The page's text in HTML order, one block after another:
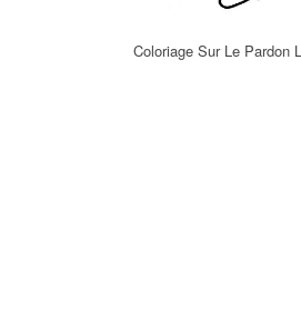
Coloriage Sur Le Pardon